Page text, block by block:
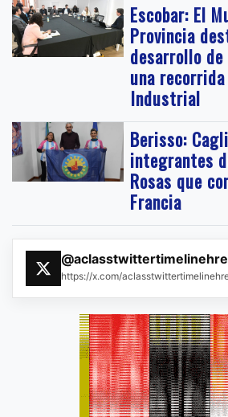
Escobar: El
Provincia
desarrollo
una
Industrial
Berisso:
integrantes
Rosas que
Francia
https://x.com/